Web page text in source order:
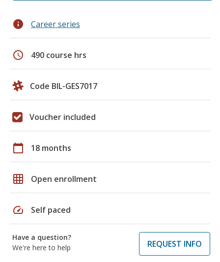
info Career series
schedule 490 course hrs
Code BIL-GES7017
Voucher included
calendar_today 18 months
grid_on Open enrollment
speed Self paced
Have a question?
We're here to help
REQUEST INFO